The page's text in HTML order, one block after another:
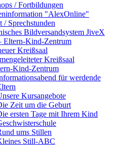
/ Fortbildungen
"AlexOnline"
/ Sprechstunden
Bildversandsystem JiveX
Eltern-Kind-Zentrum
Kreißsaal
Kreißsaal
Kind-Zentrum
für werdende
Kursangebote
Zeit um die Geburt
ersten Tage mit Ihrem Kind
ums Stillen
Still-ABC